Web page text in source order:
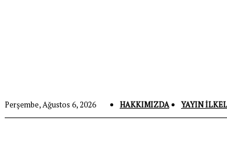
Perşembe, Ağustos 6, 2026 HAKKIMIZDA YAYIN